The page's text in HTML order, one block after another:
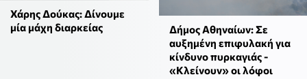
Χάρης Δούκας: Δίνουμε
μία μάχη διαρκείας
Δήμος Αθηναίων: Σε
αυξημένη επιφυλακή για
κίνδυνο πυρκαγιάς -
«Κλείνουν» οι λόφοι